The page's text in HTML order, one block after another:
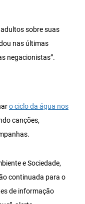
sobre suas
nas últimas
negacionistas”.
o ciclo da água nos
canções,
e Sociedade,
continuada para o
de informação